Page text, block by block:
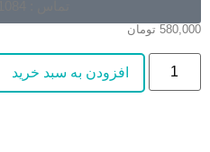
580,000 تومان
افزودن به سبد خرید